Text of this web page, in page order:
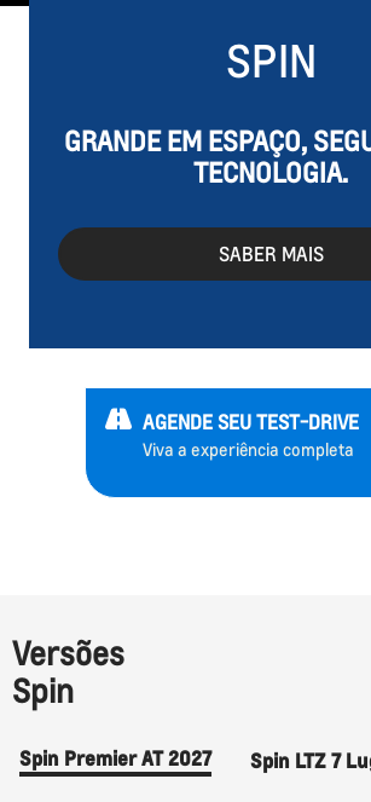
SPIN
GRANDE EM ESPAÇO,
TECNOLOGIA.
SABER MAIS
AGENDE SEU TEST-DRIVE
Viva a experiência completa
Versões
Spin
Spin Premier AT 2027 Spin LTZ 7